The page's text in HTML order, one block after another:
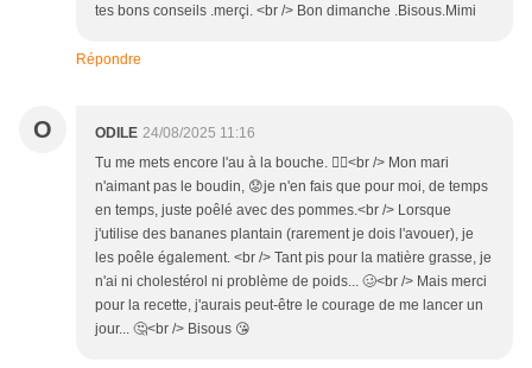
tes bons conseils .merçi. <br /> Bon dimanche .Bisous.Mimi
Répondre
O ODILE 24/08/2025 11:16
Tu me mets encore l'au à la bouche. 😵‍💫<br /> Mon mari
n'aimant pas le boudin, 😟je n'en fais que pour moi, de temps
en temps, juste poêlé avec des pommes.<br /> Lorsque
j'utilise des bananes plantain (rarement je dois l'avouer), je
les poêle également. <br /> Tant pis pour la matière grasse, je
n'ai ni cholestérol ni problème de poids... 🥴<br /> Mais merci
pour la recette, j'aurais peut-être le courage de me lancer un
jour... 🤔<br /> Bisous 😘